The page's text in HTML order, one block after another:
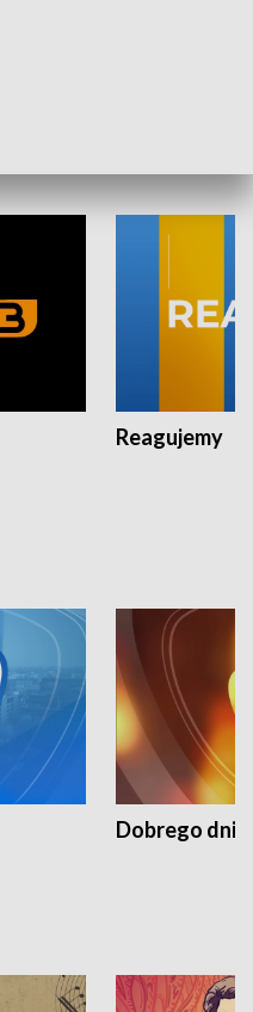
Reagujemy
Dobrego dnia